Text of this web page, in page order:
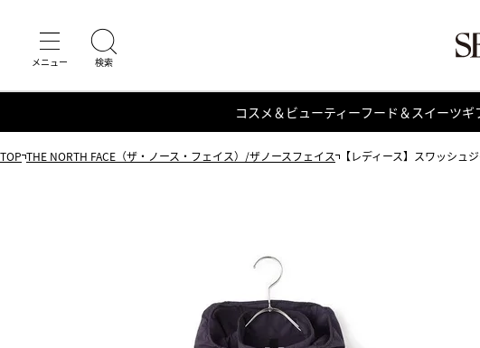
コスメ＆ビューティーフード＆スイーツギ
TOP THE NORTH FACE（ザ・ノース・フェイス）/ザノースフェイス 【レディース】スワッシュ